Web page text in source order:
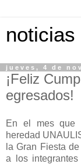
noticias
jueves, 4 de
¡Feliz
egresados!
En el mes que
heredad
la Gran Fiesta
a los